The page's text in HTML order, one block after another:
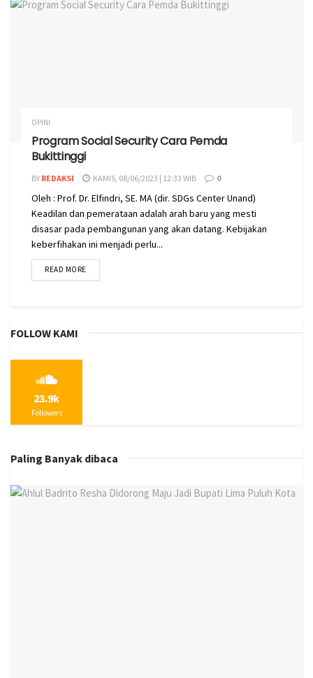
OPINI
Program Social Security Cara Pemda
Bukittinggi
BY REDAKSI KAMIS, 08/06/2023 | 12:33 WIB 0
Oleh : Prof. Dr. Elfindri, SE. MA (dir. SDGs Center Unand)
Keadilan dan pemerataan adalah arah baru yang mesti
disasar pada pembangunan yang akan datang. Kebijakan
keberfihakan ini menjadi perlu...
READ MORE
FOLLOW KAMI
23.9k
Followers
Paling Banyak dibaca